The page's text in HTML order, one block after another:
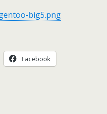
big5.png
Facebook